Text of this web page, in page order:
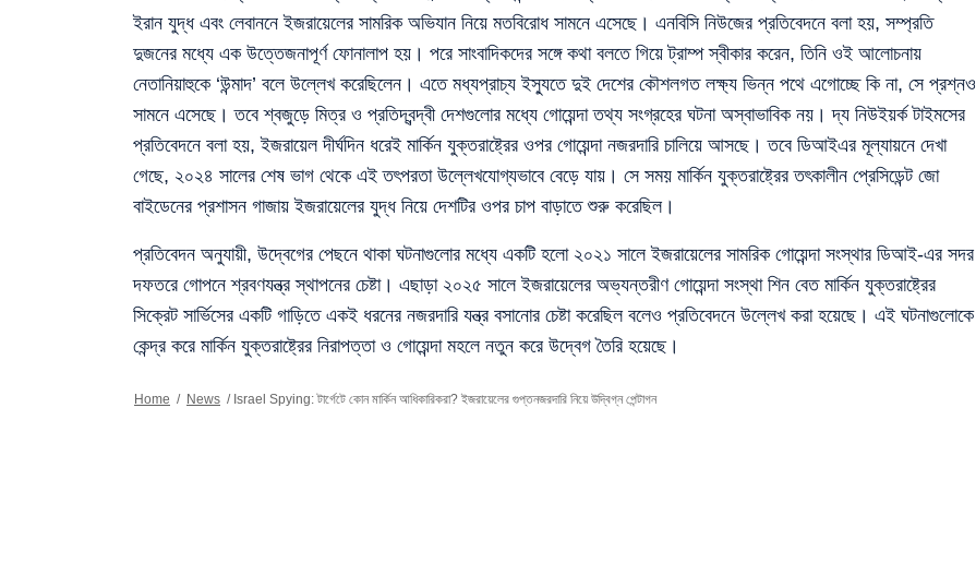
ইরান যুদ্ধ এবং লেবাননে ইজরায়েলের সামরিক অভিযান নিয়ে মতবিরোধ সামনে এসেছে। এনবিসি নিউজের প্রতিবেদনে বলা হয়, সম্প্রতি
দুজনের মধ্যে এক উত্তেজনাপূর্ণ ফোনালাপ হয়। পরে সাংবাদিকদের সঙ্গে কথা বলতে গিয়ে ট্রাম্প স্বীকার করেন, তিনি ওই আলোচনায়
নেতানিয়াহুকে ‘উন্মাদ’ বলে উল্লেখ করেছিলেন। এতে মধ্যপ্রাচ্য ইস্যুতে দুই দেশের কৌশলগত লক্ষ্য ভিন্ন পথে এগোচ্ছে কি না, সে প্রশ্নও
সামনে এসেছে। তবে শ্বজুড়ে মিত্র ও প্রতিদ্বন্দ্বী দেশগুলোর মধ্যে গোয়েন্দা তথ্য সংগ্রহের ঘটনা অস্বাভাবিক নয়। দ্য নিউইয়র্ক টাইমসের
প্রতিবেদনে বলা হয়, ইজরায়েল দীর্ঘদিন ধরেই মার্কিন যুক্তরাষ্ট্রের ওপর গোয়েন্দা নজরদারি চালিয়ে আসছে। তবে ডিআইএর মূল্যায়নে দেখা
গেছে, ২০২৪ সালের শেষ ভাগ থেকে এই তৎপরতা উল্লেখযোগ্যভাবে বেড়ে যায়। সে সময় মার্কিন যুক্তরাষ্ট্রের তৎকালীন প্রেসিডেন্ট জো
বাইডেনের প্রশাসন গাজায় ইজরায়েলের যুদ্ধ নিয়ে দেশটির ওপর চাপ বাড়াতে শুরু করেছিল।
প্রতিবেদন অনুযায়ী, উদ্বেগের পেছনে থাকা ঘটনাগুলোর মধ্যে একটি হলো ২০২১ সালে ইজরায়েলের সামরিক গোয়েন্দা সংস্থার ডিআই-এর সদর
দফতরে গোপনে শ্রবণযন্ত্র স্থাপনের চেষ্টা। এছাড়া ২০২৫ সালে ইজরায়েলের অভ্যন্তরীণ গোয়েন্দা সংস্থা শিন বেত মার্কিন যুক্তরাষ্ট্রের
সিক্রেট সার্ভিসের একটি গাড়িতে একই ধরনের নজরদারি যন্ত্র বসানোর চেষ্টা করেছিল বলেও প্রতিবেদনে উল্লেখ করা হয়েছে। এই ঘটনাগুলোকে
কেন্দ্র করে মার্কিন যুক্তরাষ্ট্রের নিরাপত্তা ও গোয়েন্দা মহলে নতুন করে উদ্বেগ তৈরি হয়েছে।
Home / News / Israel Spying: টার্গেটে কোন মার্কিন আধিকারিকরা? ইজরায়েলের গুপ্তনজরদারি নিয়ে উদ্বিগ্ন পেন্টাগন